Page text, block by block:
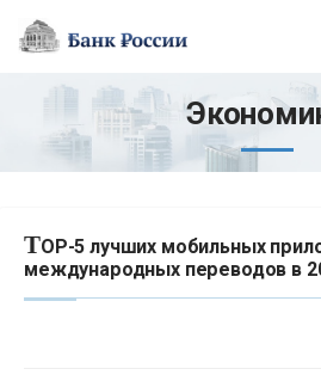
TOP-5 лучших мобильных
международных переводов в